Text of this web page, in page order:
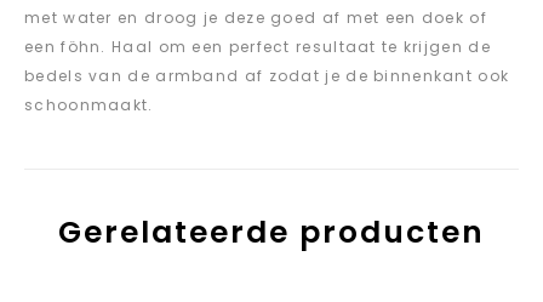
met water en droog je deze goed af met een doek of
een föhn. Haal om een perfect resultaat te krijgen de
bedels van de armband af zodat je de binnenkant ook
schoonmaakt.
Gerelateerde producten